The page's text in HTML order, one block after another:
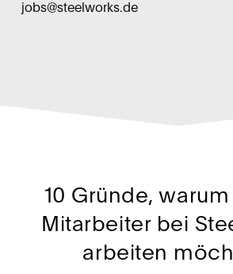
jobs@steelworks.de
10 Gründe,
Mitarbeiter bei
arbeiten